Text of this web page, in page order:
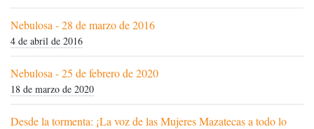
Nebulosa - 28 de marzo de 2016
4 de abril de 2016
Nebulosa - 25 de febrero de 2020
18 de marzo de 2020
Desde la tormenta: ¡La voz de las Mujeres Mazatecas a todo lo